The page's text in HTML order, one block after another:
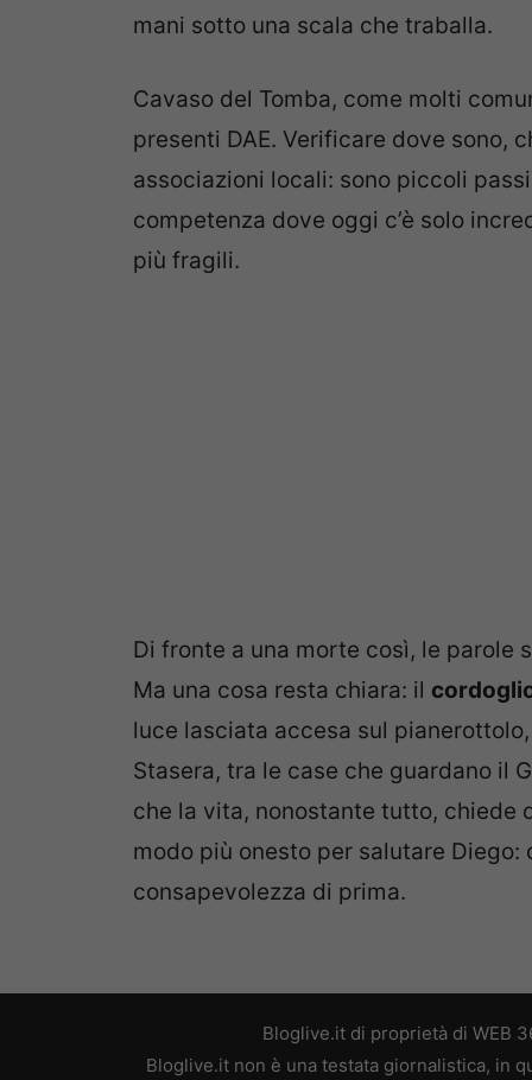
mani sotto una scala che traballa.
Cavaso del Tomba, come molti
presenti DAE. Verificare dove sono,
associazioni locali: sono piccoli
competenza dove oggi c’è solo
più fragili.
Di fronte a una morte così, le parole
Ma una cosa resta chiara: il
luce lasciata accesa sul
Stasera, tra le case che guardano il
che la vita, nonostante tutto, chiede
modo più onesto per salutare Diego:
consapevolezza di prima.
Bloglive.it di proprietà di WEB
Bloglive.it non è una testata giornalistica, in